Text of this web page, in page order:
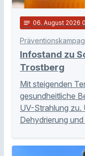
notes 06. August 2026
Infostand zu
Trostberg
Mit steigenden
gesundheitliche
UV-Strahlung zu.
Dehydrierung